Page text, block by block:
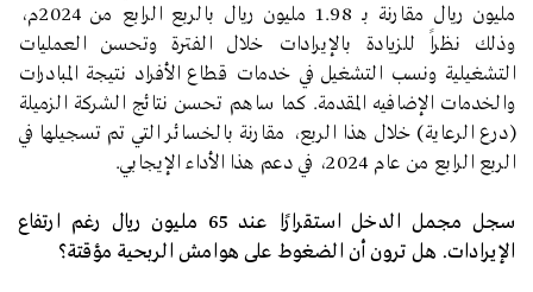
مليون ريال مقارنة بـ 1.98 مليون ريال بالربع الرابع من 2024م،
وذلك نظراً للزيادة بالإيرادات خلال الفترة وتحسن العمليات
التشغيلية ونسب التشغيل في خدمات قطاع الأفراد نتيجة المبادرات
والخدمات الإضافيه المقدمة. كما ساهم تحسن نتائج الشركة الزميلة
(درع الرعاية) خلال هذا الربع، مقارنة بالخسائر التي تم تسجيلها في
الربع الرابع من عام 2024، في دعم هذا الأداء الإيجابي.
سجل مجمل الدخل استقرارًا عند 65 مليون ريال رغم ارتفاع
الإيرادات. هل ترون أن الضغوط على هوامش الربحية مؤقتة؟